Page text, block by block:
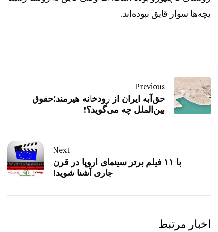
بچه‌ها سوار قایق نبوده‌اند.
Previous
حق‌آبه ایران از رودخانه هیرمند؛حقوق
بین‌الملل چه‌ می‌گوید؟!
Next
با ۱۱ فیلم برتر سینمای اروپا در قرن
جاری آشنا شوید!
اخبار مرتبط